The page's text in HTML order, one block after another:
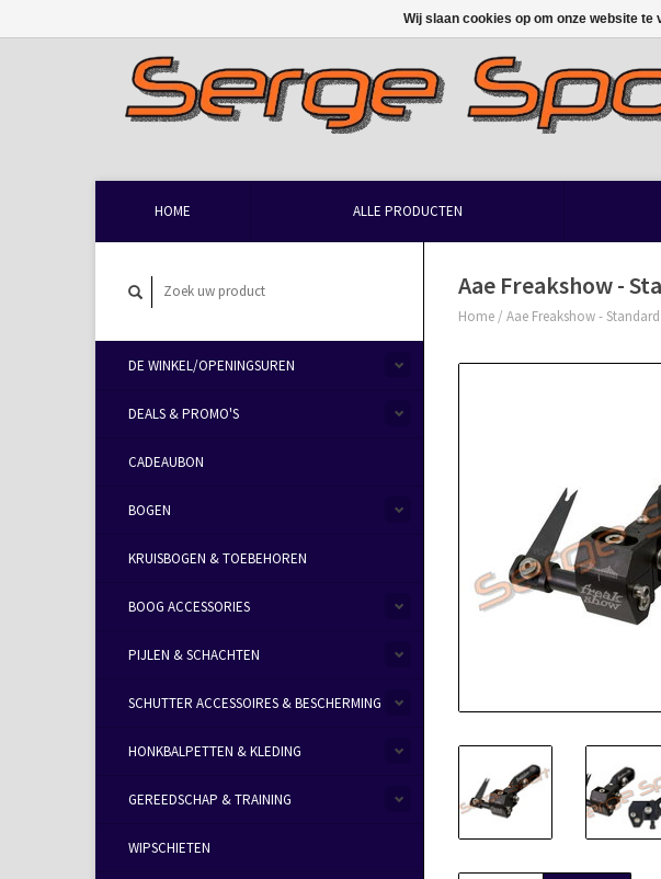
HOME ALLE PRODUCTEN
DE WINKEL/OPENINGSUREN
DEALS & PROMO'S
CADEAUBON
BOGEN
KRUISBOGEN & TOEBEHOREN
BOOG ACCESSORIES
PIJLEN & SCHACHTEN
SCHUTTER ACCESSOIRES & BESCHERMING
HONKBALPETTEN & KLEDING
GEREEDSCHAP & TRAINING
WIPSCHIETEN
Aae Freakshow -
Home / Aae Freakshow -
Wij slaan cookies op om onze website